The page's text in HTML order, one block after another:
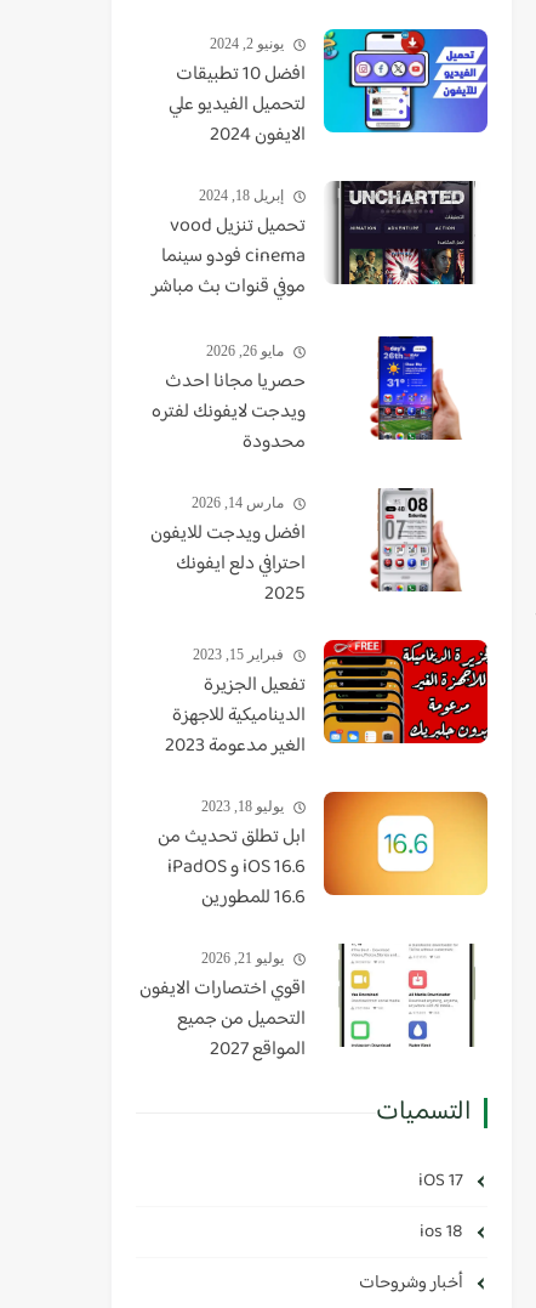
يونيو 2, 2024
افضل 10 تطبيقات
لتحميل الفيديو علي
الايفون 2024
إبريل 18, 2024
تحميل تنزيل vood
cinema فودو سينما
موفي قنوات بث مباشر
مايو 26, 2026
حصريا مجانا احدث
ويدجت لايفونك لفتره
محدودة
مارس 14, 2026
افضل ويدجت للايفون
احترافي دلع ايفونك
2025
فبراير 15, 2023
تفعيل الجزيرة
الديناميكية للاجهزة
الغير مدعومة 2023
يوليو 18, 2023
ابل تطلق تحديث من
iOS 16.6 و iPadOS
16.6 للمطورين
يوليو 21, 2026
اقوي اختصارات الايفون
التحميل من جميع
المواقع 2027
التسميات
iOS 17
أخبار وشروحات